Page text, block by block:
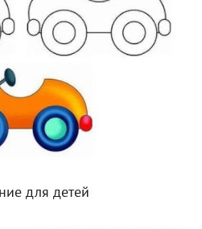
для детей